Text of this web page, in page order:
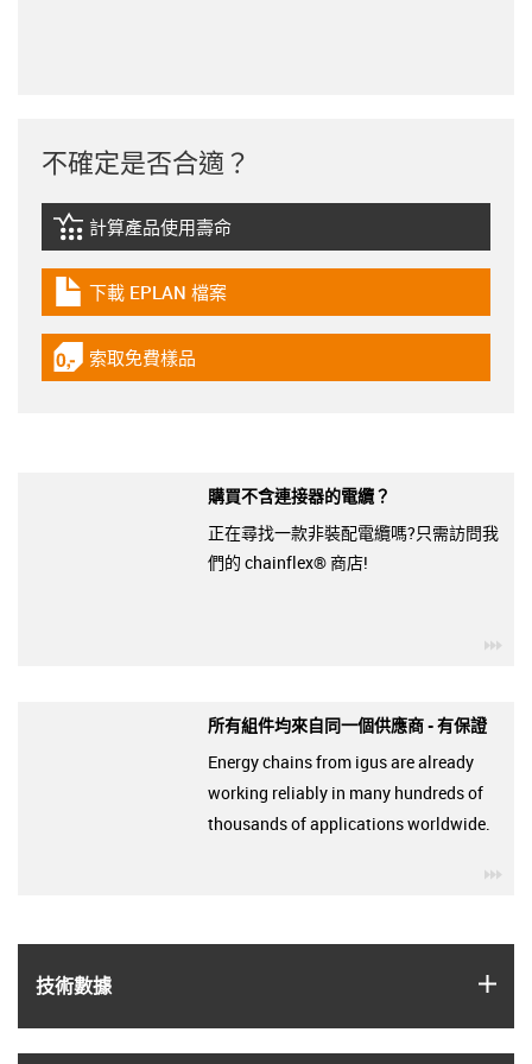
技術數據
不確定是否合適？
igus-icon-lebensdauerrechner
計算產品使用壽命
igus-icon-download-plan
下載 EPLAN 檔案
igus-icon-gratismuster
索取免費樣品
購買不含連接器的電纜？
正在尋找一款非裝配電纜嗎?只需訪問我
們的 chainflex® 商店!
所有組件均來自同一個供應商 - 有保證
Energy chains from igus are already
working reliably in many hundreds of
thousands of applications worldwide.